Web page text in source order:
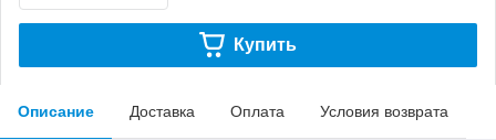
Купить
Описание Доставка Оплата Условия возврата